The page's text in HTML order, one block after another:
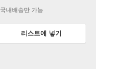
국내배송만 가능
리스트에 넣기